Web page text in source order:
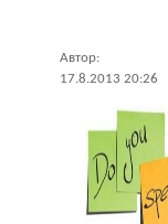
Автор:
17.8.2013 20:26